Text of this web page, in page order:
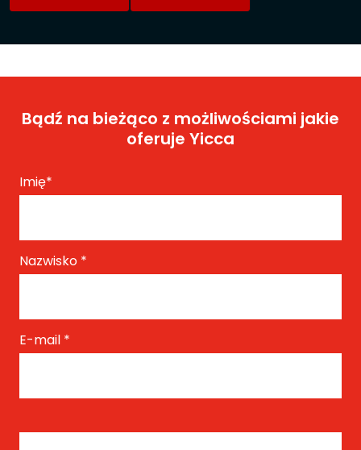
Bądź na bieżąco z możliwościami jakie
oferuje Yicca
Imię*
Nazwisko *
E-mail *